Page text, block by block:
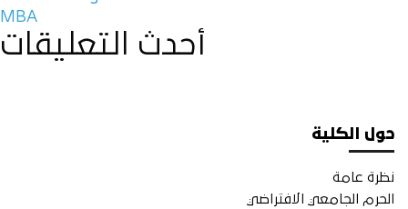
MBA
أحدث التعليقات
حول الكلية
نظرة عامة
الحرم الجامعي الافتراضي